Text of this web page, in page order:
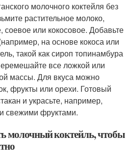
молочного коктейля без
растительное молоко,
или кокосовое. Добавьте
на основе кокоса или
такой как сироп топинамбура
все ложкой или
массы. Для вкуса можно
фрукты или орехи. Готовый
и украсьте, например,
свежими фруктами.
молочный коктейль, чтобы